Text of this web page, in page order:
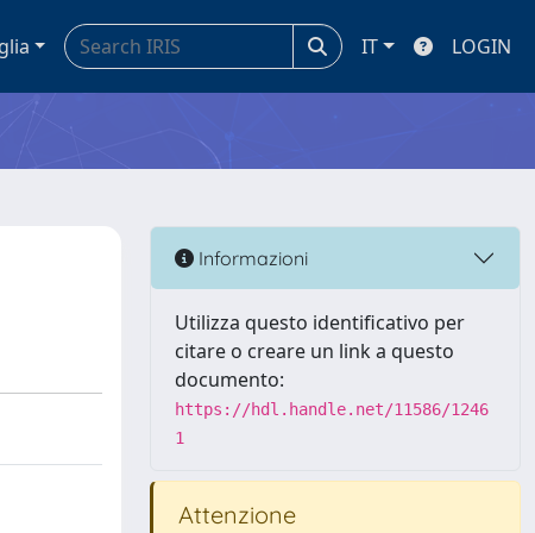
IT LOGIN
Informazioni
Utilizza questo identificativo per
citare o creare un link a questo
documento:
https://hdl.handle.net/11586/1246
1
Attenzione